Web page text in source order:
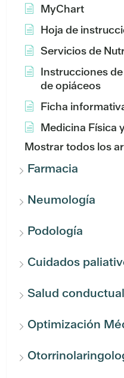
MyChart
Hoja de
Servicios de
Instrucciones
de opiáceos
Ficha
Medicina Física
Mostrar todos los
Farmacia
Neumología
Podología
Cuidados
Salud conductual
Optimización